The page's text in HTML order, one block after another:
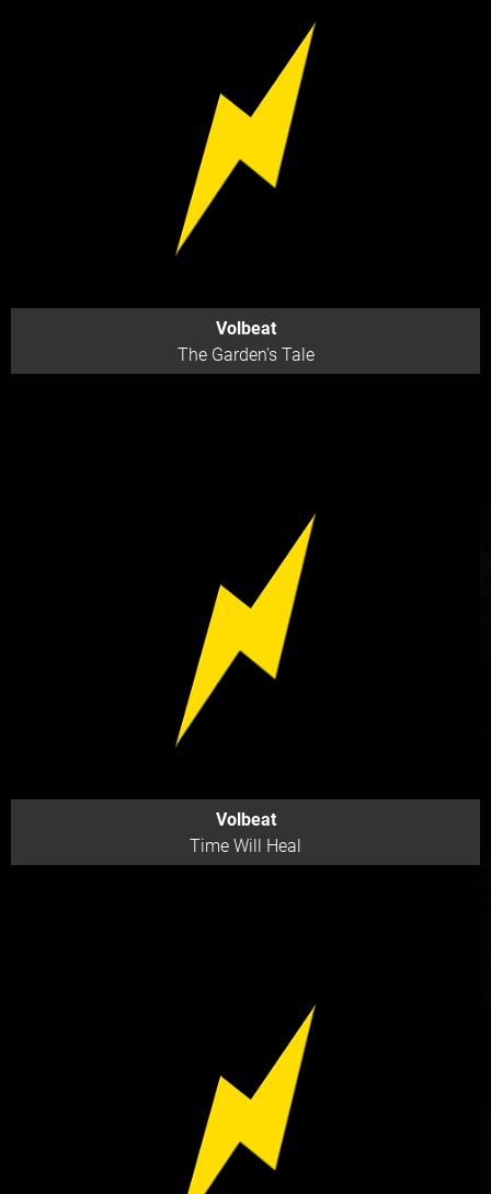
Volbeat
The Garden's Tale
Volbeat
Time Will Heal